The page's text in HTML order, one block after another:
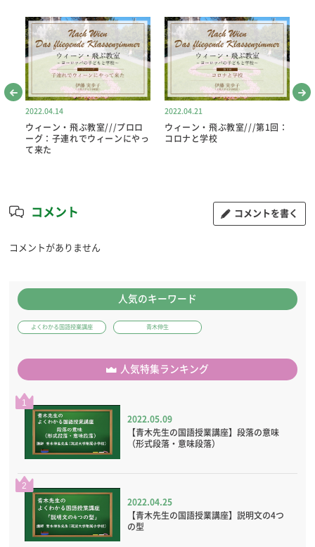
2022.04.14
ウィーン・飛ぶ教室///プロロ
ーグ：子連れでウィーンにやっ
て来た
2022.04.21
ウィーン・飛ぶ教室///第1回：
コロナと学校
コメント コメントを書く
コメントがありません
人気のキーワード
よくわかる国語授業講座 青木伸生
人気特集ランキング
1
2022.05.09
【青木先生の国語授業講座】段落の意味
（形式段落・意味段落）
2
2022.04.25
【青木先生の国語授業講座】説明文の4つ
の型